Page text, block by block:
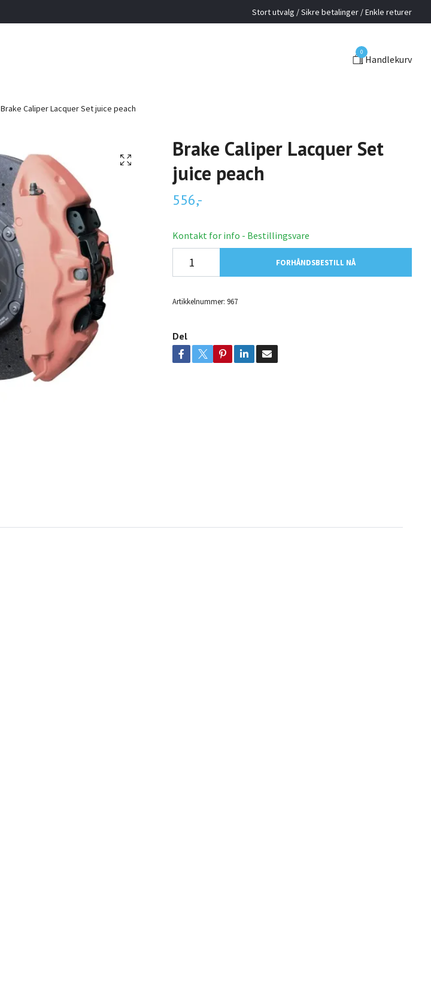
Stort utvalg / Sikre betalinger / Enkle returer
0
Handlekurv
Brake Caliper Lacquer Set juice peach
Brake Caliper Lacquer Set
juice peach
556,-
Kontakt for info - Bestillingsvare
FORHÅNDSBESTILL NÅ
Artikkelnummer: 967
Del